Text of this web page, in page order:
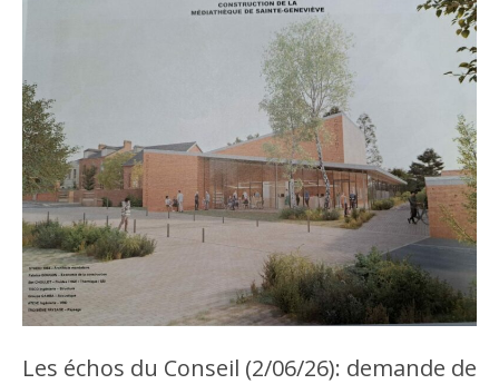
Les échos du Conseil (2/06/26): demande de